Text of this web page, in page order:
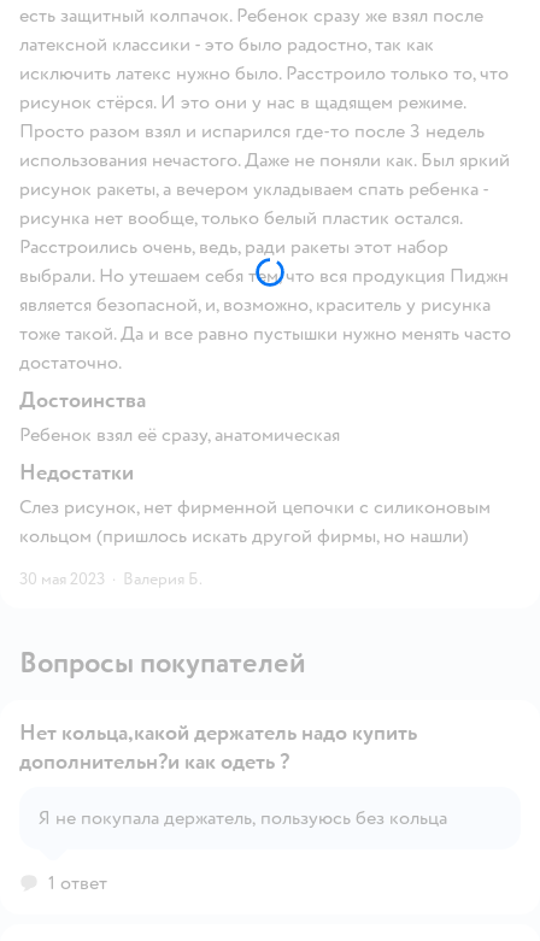
есть защитный колпачок. Ребенок сразу же взял после
латексной классики - это было радостно, так как
исключить латекс нужно было. Расстроило только то, что
рисунок стёрся. И это они у нас в щадящем режиме.
Просто разом взял и испарился где-то после 3 недель
использования нечастого. Даже не поняли как. Был яркий
рисунок ракеты, а вечером укладываем спать ребенка -
рисунка нет вообще, только белый пластик остался.
Расстроились очень, ведь, ради ракеты этот набор
выбрали. Но утешаем себя тем, что вся продукция Пиджн
является безопасной, и, возможно, краситель у рисунка
тоже такой. Да и все равно пустышки нужно менять часто
достаточно.
Достоинства
Ребенок взял её сразу, анатомическая
Недостатки
Слез рисунок, нет фирменной цепочки с силиконовым
кольцом (пришлось искать другой фирмы, но нашли)
30 мая 2023 · Валерия Б.
Вопросы покупателей
Открыть вопрос
Нет кольца,какой держатель надо купить
дополнительн?и как одеть ?
Я не покупала держатель, пользуюсь без кольца
1 ответ